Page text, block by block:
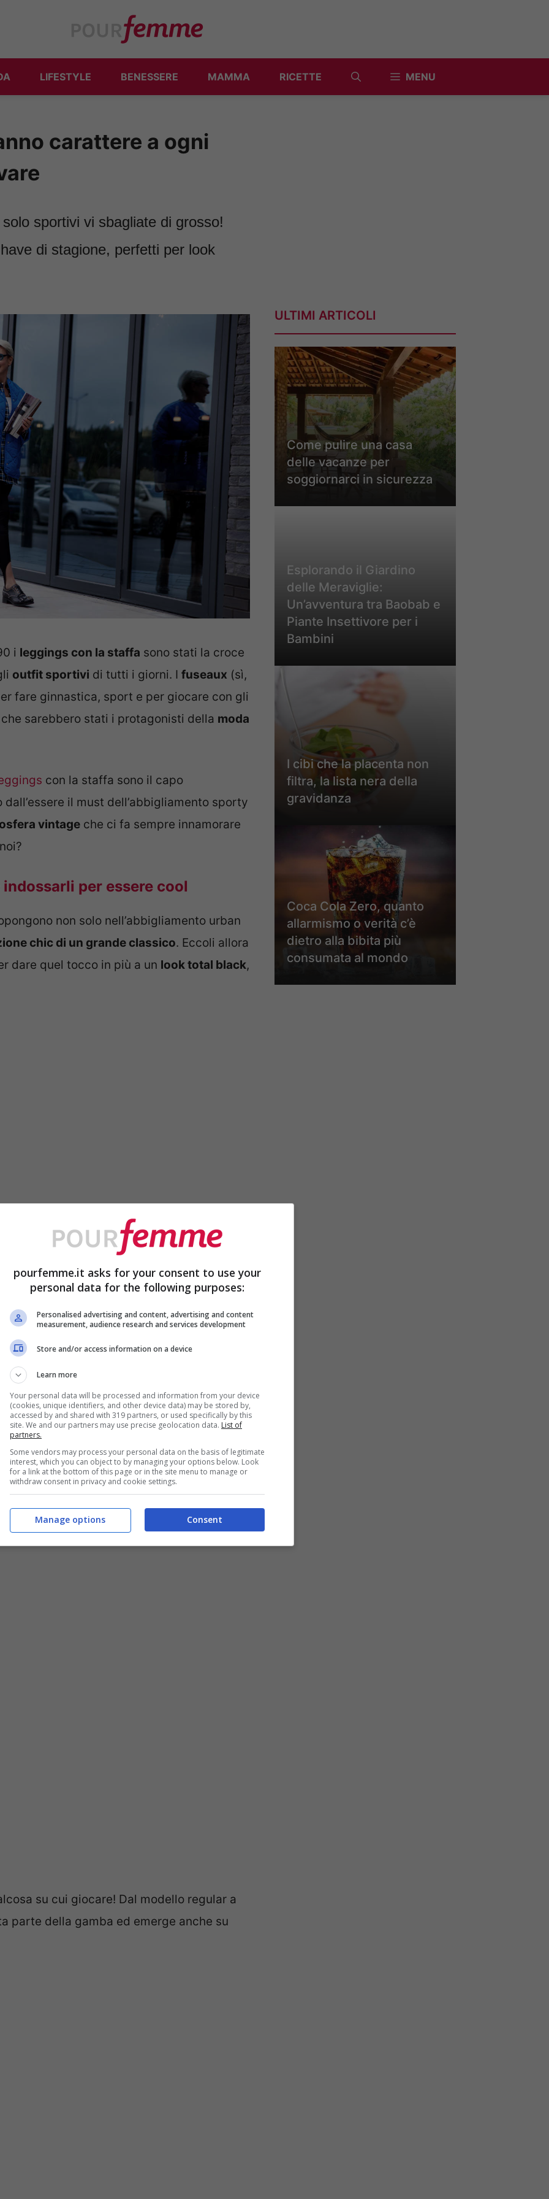
LIFESTYLE BENESSERE MAMMA RICETTE MENU
carattere a ogni
sportivi vi sbagliate di grosso!
di stagione, perfetti per look
i leggings con la staffa sono stati la croce
outfit sportivi di tutti i giorni. I fuseaux (sì,
fare ginnastica, sport e per giocare con gli
sarebbero stati i protagonisti della moda
con la staffa sono il capo
il must dell’abbigliamento sporty
vintage che ci fa sempre innamorare
per essere cool
non solo nell’abbigliamento urban
chic di un grande classico. Eccoli allora
dare quel tocco in più a un look total black,
metterla in evidenza facendola passare
vistosa.
su cui giocare! Dal modello regular a
parte della gamba ed emerge anche su
ULTIMI ARTICOLI
Come pulire una casa
delle vacanze per
soggiornarci in sicurezza
Esplorando il Giardino
delle Meraviglie:
Un’avventura tra Baobab e
Piante Insettivore per i
Bambini
I cibi che la placenta non
filtra, la lista nera della
gravidanza
Coca Cola Zero, quanto
allarmismo o verità c’è
dietro alla bibita più
consumata al mondo
pourfemme.it asks for your consent to use your
personal data for the following purposes:
Personalised advertising and content, advertising and content
measurement, audience research and services development
Store and/or access information on a device
Learn more
Your personal data will be processed and information from your device
(cookies, unique identifiers, and other device data) may be stored by,
accessed by and shared with 319 partners, or used specifically by this
site. We and our partners may use precise geolocation data. List of
partners.
Some vendors may process your personal data on the basis of legitimate
interest, which you can object to by managing your options below. Look
for a link at the bottom of this page or in the site menu to manage or
withdraw consent in privacy and cookie settings.
Consent
Manage options